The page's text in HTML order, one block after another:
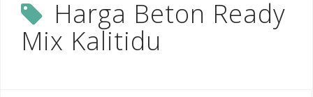
Harga Beton Ready
Mix Kalitidu